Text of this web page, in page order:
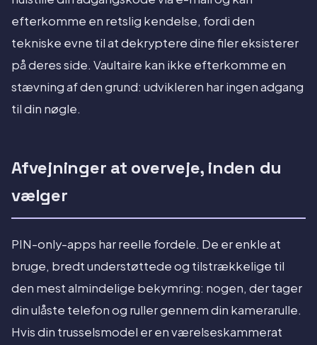
efterkomme en retslig kendelse, fordi den
tekniske evne til at dekryptere dine filer eksisterer
på deres side. Vaultaire kan ikke efterkomme en
stævning af den grund: udvikleren har ingen adgang
til din nøgle.
Afvejninger at overveje, inden du
vælger
PIN-only-apps har reelle fordele. De er enkle at
bruge, bredt understøttede og tilstrækkelige til
den mest almindelige bekymring: nogen, der tager
din ulåste telefon og ruller gennem din kamerarulle.
Hvis din trusselsmodel er en værelseskammerat